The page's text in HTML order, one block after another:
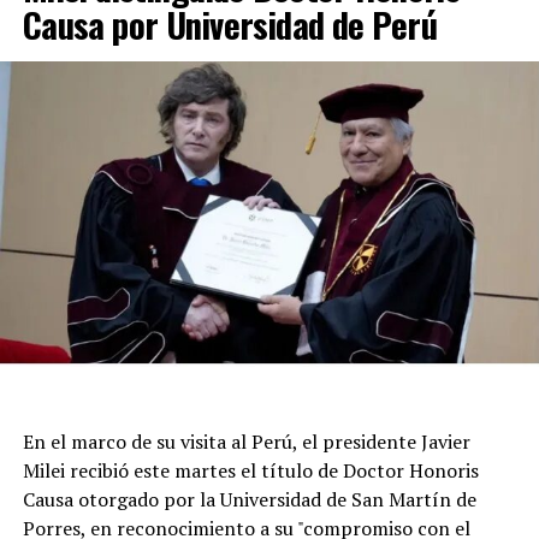
siguen con el operativo de emergencia. Los equipos de
rescate y protección civil trabajan coordinados para
asegurar zonas peligrosas y asistir a los vecinos, en
tanto la población permanece expectante por posibles
Causa por Universidad de Perú
En el marco de su visita al Perú, el presidente Javier
Milei recibió este martes el título de Doctor Honoris
Causa otorgado por la Universidad de San Martín de
Porres, en reconocimiento a su "compromiso con el